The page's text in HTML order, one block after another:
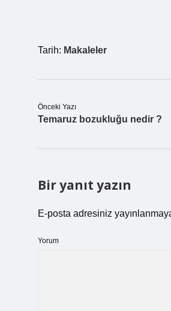
Tarih: Makaleler
Önceki Yazı
Temaruz bozukluğu nedir ?
Bir yanıt yazın
E-posta adresiniz
Yorum